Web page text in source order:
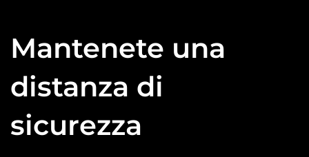
Mantenete una
distanza di
sicurezza